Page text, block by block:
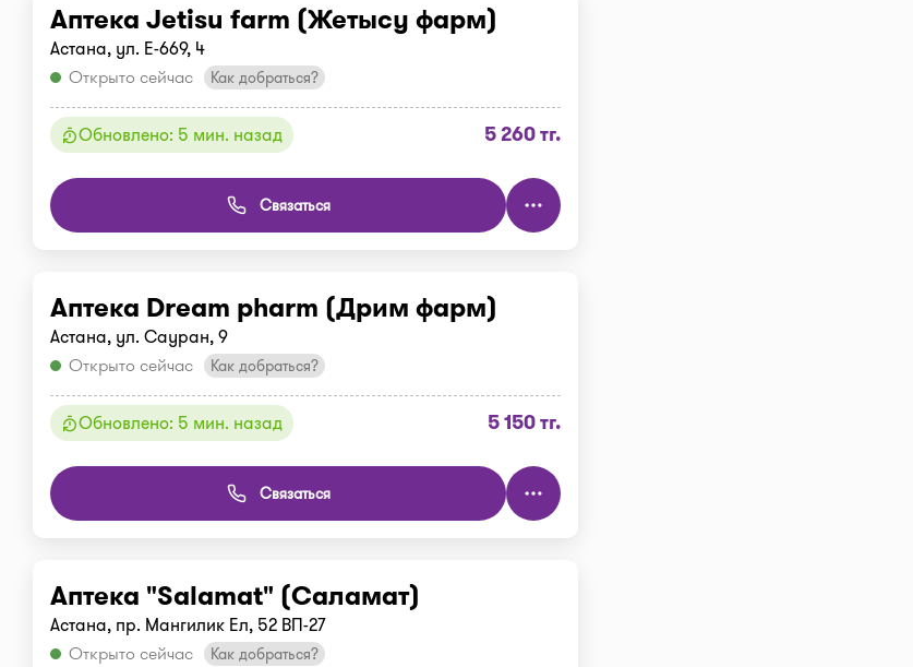
Аптека Jetisu farm (Жетысу фарм)
Астана, ул. Е-669, 4
Открыто сейчас
Как добраться?
Обновлено: 5 мин. назад 5 260 тг.
Связаться
Аптека Dream pharm (Дрим фарм)
Астана, ул. Сауран, 9
Открыто сейчас
Как добраться?
Обновлено: 5 мин. назад 5 150 тг.
Связаться
Аптека "Salamat" (Саламат)
Астана, пр. Мангилик Ел, 52 ВП-27
Открыто сейчас
Как добраться?